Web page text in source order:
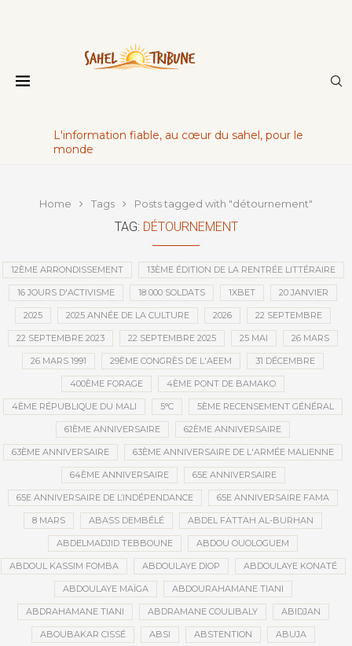
L'information fiable, au cœur du sahel, pour le
monde
Home Tags Posts tagged with "détournement"
TAG: DÉTOURNEMENT
12ÈME ARRONDISSEMENT 13ÈME ÉDITION DE LA RENTRÉE LITTÉRAIRE
16 JOURS D'ACTIVISME 18 000 SOLDATS 1XBET 20 JANVIER
2025 2025 ANNÉE DE LA CULTURE 2026 22 SEPTEMBRE
22 SEPTEMBRE 2023 22 SEPTEMBRE 2025 25 MAI 26 MARS
26 MARS 1991 29ÈME CONGRÈS DE L'AEEM 31 DÉCEMBRE
400ÈME FORAGE 4ÈME PONT DE BAMAKO
4ÈME RÉPUBLIQUE DU MALI 5°C 5ÈME RECENSEMENT GÉNÉRAL
61ÈME ANNIVERSAIRE 62ÈME ANNIVERSAIRE
63ÈME ANNIVERSAIRE 63ÈME ANNIVERSAIRE DE L'ARMÉE MALIENNE
64ÈME ANNIVERSAIRE 65E ANNIVERSAIRE
65E ANNIVERSAIRE DE L’INDÉPENDANCE 65E ANNIVERSAIRE FAMA
8 MARS ABASS DEMBÉLÉ ABDEL FATTAH AL-BURHAN
ABDELMADJID TEBBOUNE ABDOU OUOLOGUEM
ABDOUL KASSIM FOMBA ABDOULAYE DIOP ABDOULAYE KONATÉ
ABDOULAYE MAÏGA ABDOURAHAMANE TIANI
ABDRAHAMANE TIANI ABDRAMANE COULIBALY ABIDJAN
ABOUBAKAR CISSÉ ABSI ABSTENTION ABUJA